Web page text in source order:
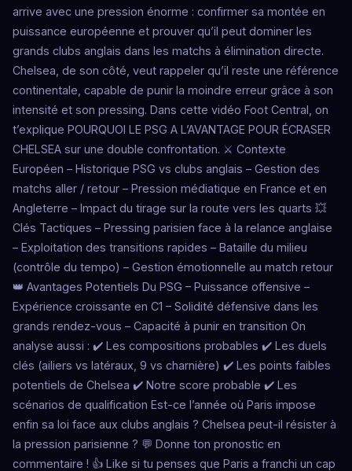
arrive avec une pression énorme : confirmer sa montée en
puissance européenne et prouver qu’il peut dominer les
grands clubs anglais dans les matchs à élimination directe.
Chelsea, de son côté, veut rappeler qu’il reste une référence
continentale, capable de punir la moindre erreur grâce à son
intensité et son pressing. Dans cette vidéo Foot Central, on
t’explique POURQUOI LE PSG A L’AVANTAGE POUR ÉCRASER
CHELSEA sur une double confrontation. ⚔️ Contexte
Européen – Historique PSG vs clubs anglais – Gestion des
matchs aller / retour – Pression médiatique en France et en
Angleterre – Impact du tirage sur la route vers les quarts 💥
Clés Tactiques – Pressing parisien face à la relance anglaise
– Exploitation des transitions rapides – Bataille du milieu
(contrôle du tempo) – Gestion émotionnelle au match retour
👑 Avantages Potentiels Du PSG – Puissance offensive –
Expérience croissante en C1 – Solidité défensive dans les
grands rendez-vous – Capacité à punir en transition On
analyse aussi : ✔️ Les compositions probables ✔️ Les duels
clés (ailiers vs latéraux, 9 vs charnière) ✔️ Les points faibles
potentiels de Chelsea ✔️ Notre score probable ✔️ Les
scénarios de qualification Est-ce l’année où Paris impose
enfin sa loi face aux clubs anglais ? Chelsea peut-il résister à
la pression parisienne ? 💬 Donne ton pronostic en
commentaire ! 👍 Like si tu penses que Paris a franchi un cap